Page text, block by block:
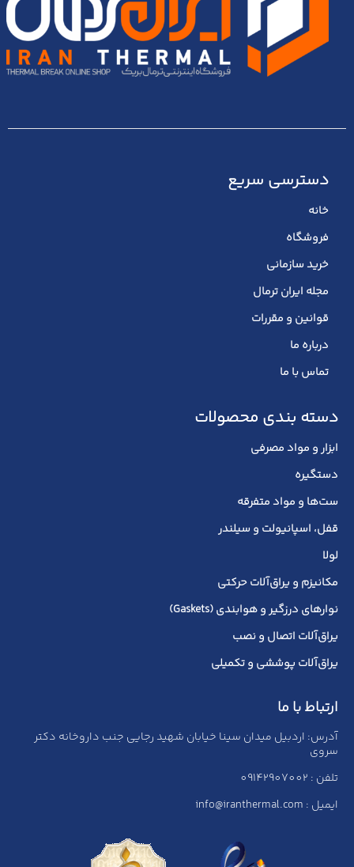
دسترسی سریع
خانه
فروشگاه
خرید سازمانی
مجله ایران ترمال
قوانین و مقررات
درباره ما
تماس با ما
دسته بندی محصولات
ابزار و مواد مصرفی
دستگیره
ست‌ها و مواد متفرقه
قفل، اسپانیولت و سیلندر
لولا
مکانیزم و یراق‌آلات حرکتی
نوارهای درزگیر و هوابندی (Gaskets)
یراق‌آلات اتصال و نصب
یراق‌آلات پوششی و تکمیلی
ارتباط با ما
آدرس: اردبیل میدان سینا خیابان شهید رجایی جنب داروخانه دکتر
سروی
تلفن : 09142907002
ایمیل : info@iranthermal.com